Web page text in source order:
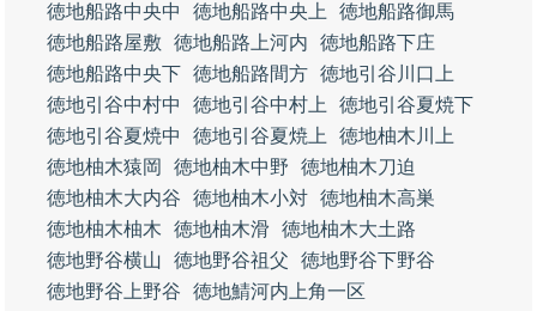
徳地船路中央中
徳地船路中央上
徳地船路御馬
徳地船路屋敷
徳地船路上河内
徳地船路下庄
徳地船路中央下 徳地船路間方 徳地引谷川口上
徳地引谷中村中
徳地引谷中村上
徳地引谷夏焼下
徳地引谷夏焼中
徳地引谷夏焼上
徳地柚木川上
徳地柚木猿岡
徳地柚木中野
徳地柚木刀迫
徳地柚木大内谷
徳地柚木小対 徳地柚木高巣
徳地柚木柚木
徳地柚木滑 徳地柚木大土路
徳地野谷横山
徳地野谷祖父
徳地野谷下野谷
徳地野谷上野谷
徳地鯖河内上角一区